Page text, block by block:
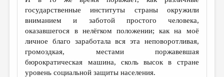
государственные институты страны окружили
вниманием и заботой простого человека,
оказавшегося в нелёгком положении; как на моё
личное благо заработала вся эта неповоротливая,
громоздкая, местами поржавевшая
бюрократическая машина, сколь высок в стране
уровень социальной защиты населения.